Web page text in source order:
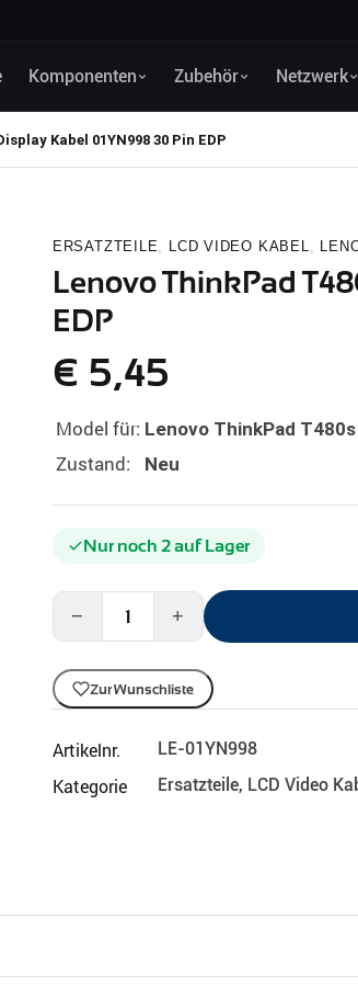
Komponenten Zubehör Netzwerk
Kabel 01YN998 30 Pin EDP
ERSATZTEILE, LCD VIDEO KABEL,
Lenovo ThinkPad
EDP
€ 5,45
Model für: Lenovo ThinkPad
Zustand: Neu
Nur noch 2 auf Lager
− +
Zur Wunschliste
Artikelnr. LE-01YN998
Kategorie Ersatzteile, LCD Video